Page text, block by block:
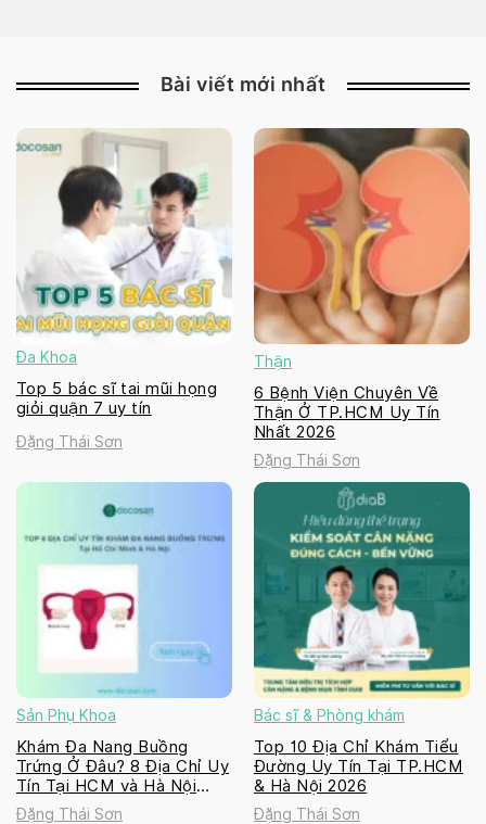
Bài viết mới nhất
Đa Khoa
Top 5 bác sĩ tai mũi họng
giỏi quận 7 uy tín
Đặng Thái Sơn
Thận
6 Bệnh Viện Chuyên Về
Thận Ở TP.HCM Uy Tín
Nhất 2026
Đặng Thái Sơn
Sản Phụ Khoa
Khám Đa Nang Buồng
Trứng Ở Đâu? 8 Địa Chỉ Uy
Tín Tại HCM và Hà Nội
2026
Đặng Thái Sơn
Bác sĩ & Phòng khám
Top 10 Địa Chỉ Khám Tiểu
Đường Uy Tín Tại TP.HCM
& Hà Nội 2026
Đặng Thái Sơn